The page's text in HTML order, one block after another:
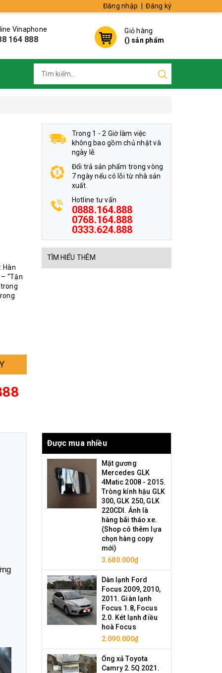
Đăng nhập Đăng ký
Vinaphone
164 888
Giỏ hàng
() sản phẩm
Hàn
“Tận
Trong 1 - 2 Giờ làm việc
không bao gồm chủ nhật và
ngày lễ.
Đổi trả sản phẩm trong vòng
7 ngày nếu có lỗi từ nhà sản
xuất.
Hotline tư vấn
0888.164.888
0768.164.888
0333.624.888
TÌM HIỂU THÊM
Được mua nhiều
Mặt gương
Mercedes GLK
4Matic 2008 - 2015.
Tròng kính hậu GLK
300, GLK 250, GLK
220CDI. Ảnh là
hàng bãi tháo xe.
(Shop có thêm lựa
chọn hàng copy
mới)
3.680.000₫
Dàn lạnh Ford
Focus 2009, 2010,
2011. Giàn lạnh
Focus 1.8, Focus
2.0. Két lạnh điều
hoà Focus
2.090.000₫
Ống xả Toyota
Camry 2.5Q 2021.